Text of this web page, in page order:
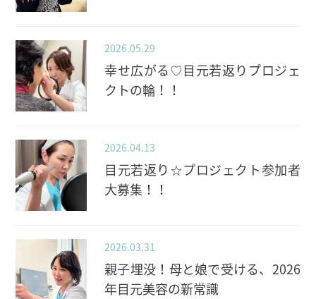
2026.05.29
幸せ広がる♡目元若返りプロジェ
クトの輪！！
2026.04.13
目元若返り☆プロジェクト参加者
大募集！！
2026.03.31
親子埋没！母と娘で受ける、2026
年目元美容の新常識